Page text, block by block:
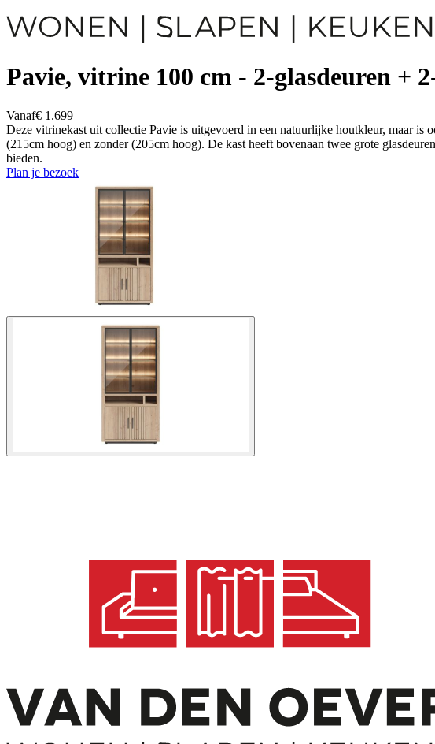
Pavie, vitrine 100 cm - 2-glasdeuren +
Vanaf€ 1.699
Deze vitrinekast uit collectie Pavie is uitgevoerd in een natuurlijke houtkleur, maar is
(215cm hoog) en zonder (205cm hoog). De kast heeft bovenaan twee grote
bieden.
Plan je bezoek